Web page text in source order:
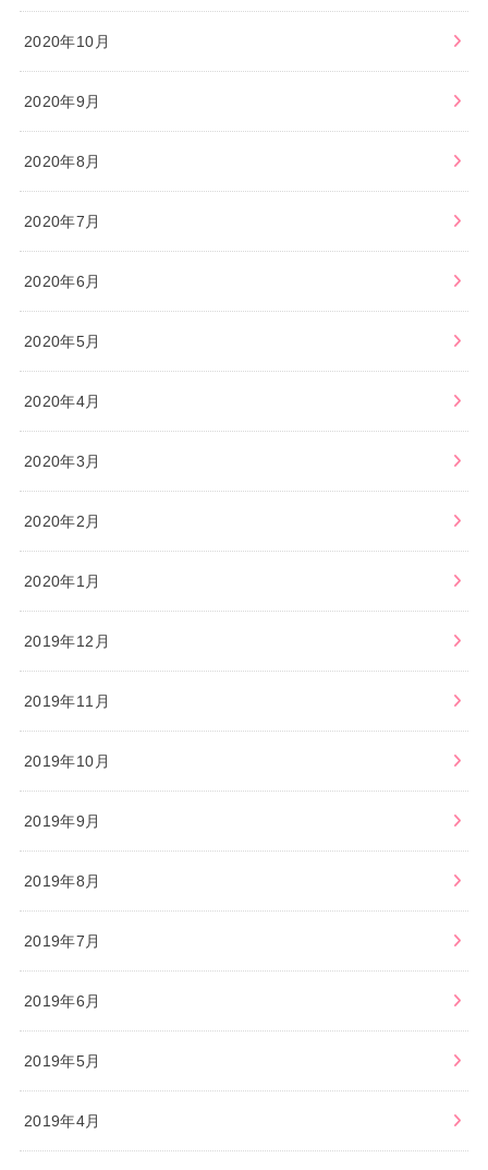
2020年10月
2020年9月
2020年8月
2020年7月
2020年6月
2020年5月
2020年4月
2020年3月
2020年2月
2020年1月
2019年12月
2019年11月
2019年10月
2019年9月
2019年8月
2019年7月
2019年6月
2019年5月
2019年4月